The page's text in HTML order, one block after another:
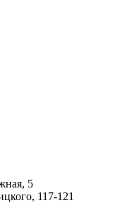
5
117-121